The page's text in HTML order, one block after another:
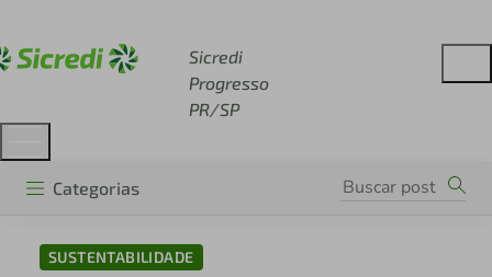
Sicredi
Progresso
PR/SP
Categorias
SUSTENTABILIDADE